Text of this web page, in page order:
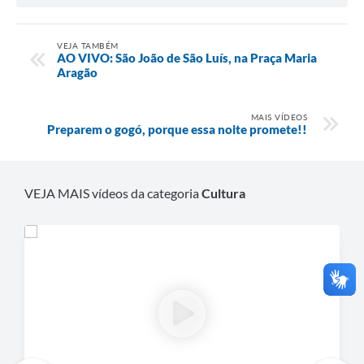
VEJA TAMBÉM
AO VIVO: São João de São Luís, na Praça Maria
Aragão
MAIS VÍDEOS
Preparem o gogó, porque essa noite promete!!
VEJA MAIS vídeos da categoriaCultura